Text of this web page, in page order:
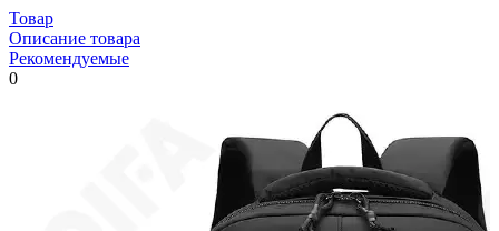
Товар
Описание товара
Рекомендуемые
0